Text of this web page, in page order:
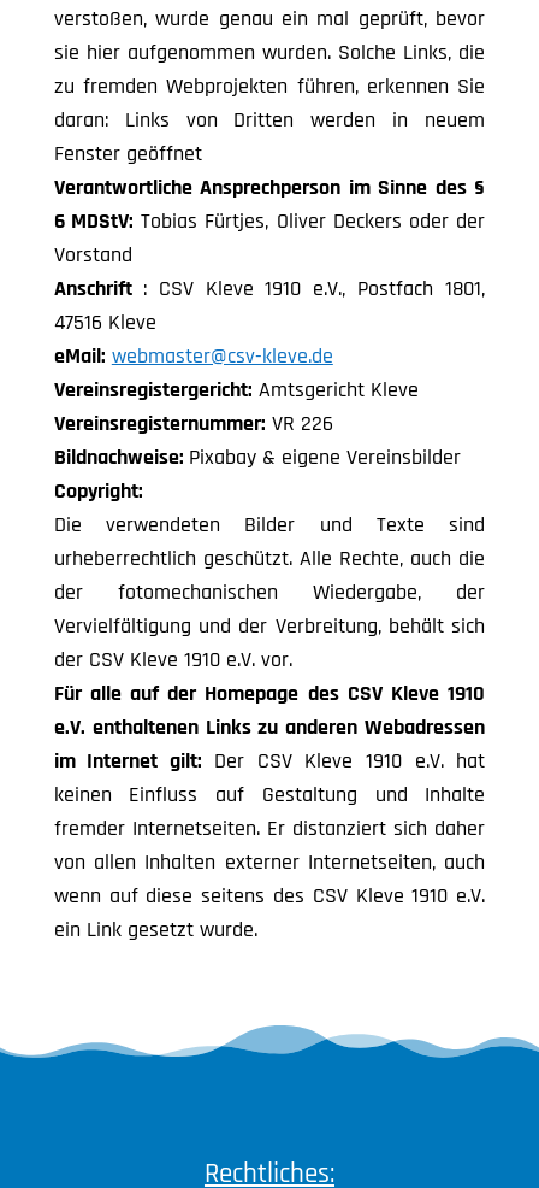
verstoßen, wurde genau ein mal geprüft, bevor
sie hier aufgenommen wurden. Solche Links, die
zu fremden Webprojekten führen, erkennen Sie
daran: Links von Dritten werden in neuem
Fenster geöffnet
Verantwortliche Ansprechperson im Sinne des §
6 MDStV: Tobias Fürtjes, Oliver Deckers oder der
Vorstand
Anschrift : CSV Kleve 1910 e.V., Postfach 1801,
47516 Kleve
eMail: webmaster@csv-kleve.de
Vereinsregistergericht: Amtsgericht Kleve
Vereinsregisternummer: VR 226
Bildnachweise: Pixabay & eigene Vereinsbilder
Copyright:
Die verwendeten Bilder und Texte sind
urheberrechtlich geschützt. Alle Rechte, auch die
der fotomechanischen Wiedergabe, der
Vervielfältigung und der Verbreitung, behält sich
der CSV Kleve 1910 e.V. vor.
Für alle auf der Homepage des CSV Kleve 1910
e.V. enthaltenen Links zu anderen Webadressen
im Internet gilt: Der CSV Kleve 1910 e.V. hat
keinen Einfluss auf Gestaltung und Inhalte
fremder Internetseiten. Er distanziert sich daher
von allen Inhalten externer Internetseiten, auch
wenn auf diese seitens des CSV Kleve 1910 e.V.
ein Link gesetzt wurde.
Rechtliches: